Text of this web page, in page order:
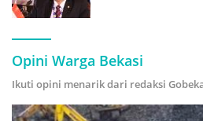
Opini Warga Bekasi
Ikuti opini menarik dari redaksi